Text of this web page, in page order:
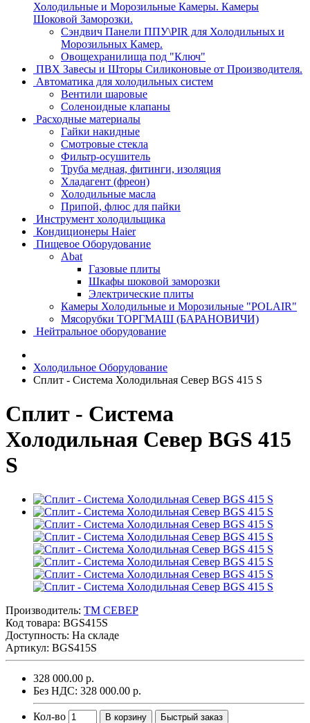
Холодильные и Морозильные Камеры. Камеры
Шоковой Заморозки.
Сэндвич Панели ППУ\PIR для Холодильных и
Морозильных Камер.
Овощехранилища под "Ключ"
ПВХ Завесы и Шторы Силиконовые от Производителя.
Автоматика для холодильных систем
Вентили шаровые
Соленоидные клапаны
Расходные материалы
Гайки накидные
Смотровые стекла
Фильтр-осушитель
Труба медная, фитинги, изоляция
Хладагент (фреон)
Холодильные масла
Припой, флюс для пайки
Инструмент холодильщика
Кондиционеры Haier
Пищевое Оборудование
Abat
Газовые плиты
Шкафы шоковой заморозки
Электрические плиты
Камеры Холодильные и Морозильные "POLAIR"
Мясорубки ТОРГМАШ (БАРАНОВИЧИ)
Нейтральное оборудование
Холодильное Оборудование
Сплит - Система Холодильная Север BGS 415 S
Сплит - Система
Холодильная Север BGS 415
S
Производитель: ТМ СЕВЕР
Код товара: BGS415S
Доступность: На складе
Артикул: BGS415S
328 000.00 р.
Без НДС: 328 000.00 р.
Кол-во В корзину Быстрый заказ